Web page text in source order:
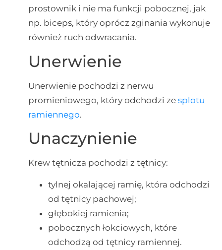
prostownik i nie ma funkcji pobocznej, jak
np. biceps, który oprócz zginania wykonuje
również ruch odwracania.
Unerwienie
Unerwienie pochodzi z nerwu
promieniowego, który odchodzi ze splotu
ramiennego.
Unaczynienie
Krew tętnicza pochodzi z tętnicy:
tylnej okalającej ramię, która odchodzi
od tętnicy pachowej;
głębokiej ramienia;
pobocznych łokciowych, które
odchodzą od tętnicy ramiennej.